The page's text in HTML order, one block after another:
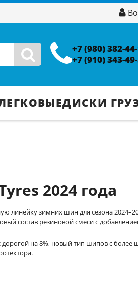
+7 (980) 382-
+7 (910) 343-
ДИСКИ
2024 года
линейку зимних шин для сезона
состав резиновой смеси с
на 8%, новый тип шипов с более